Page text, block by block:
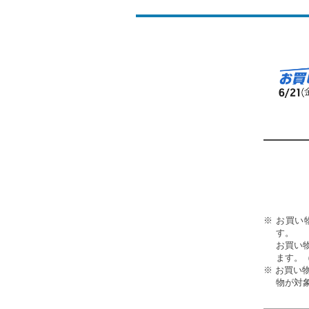
※ お買い
す。
お買い
ます。
※ お買い
物が対